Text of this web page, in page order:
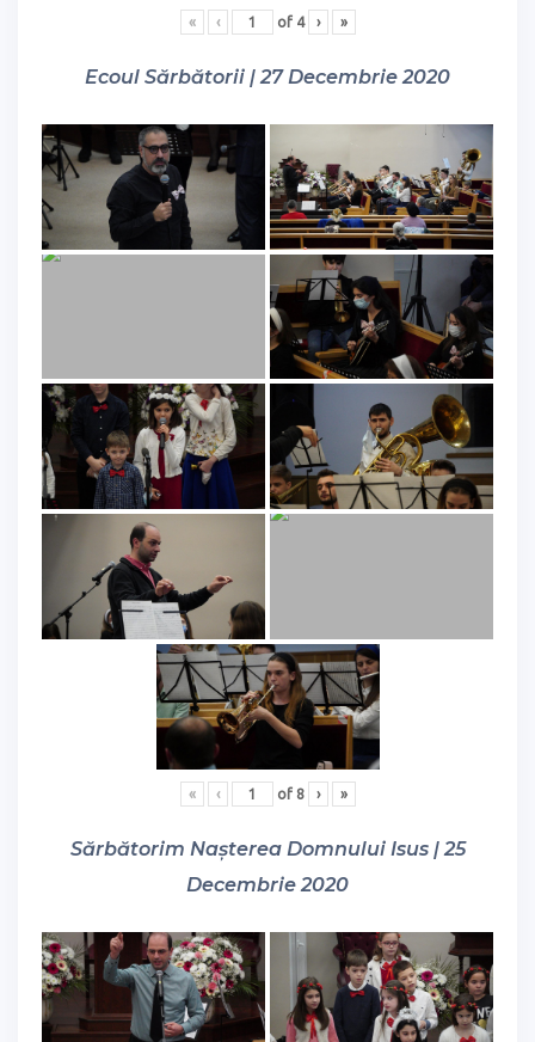
« ‹ of 4 › »
Ecoul Sărbătorii | 27 Decembrie 2020
« ‹ of 8 › »
Sărbătorim Nașterea Domnului Isus | 25
Decembrie 2020